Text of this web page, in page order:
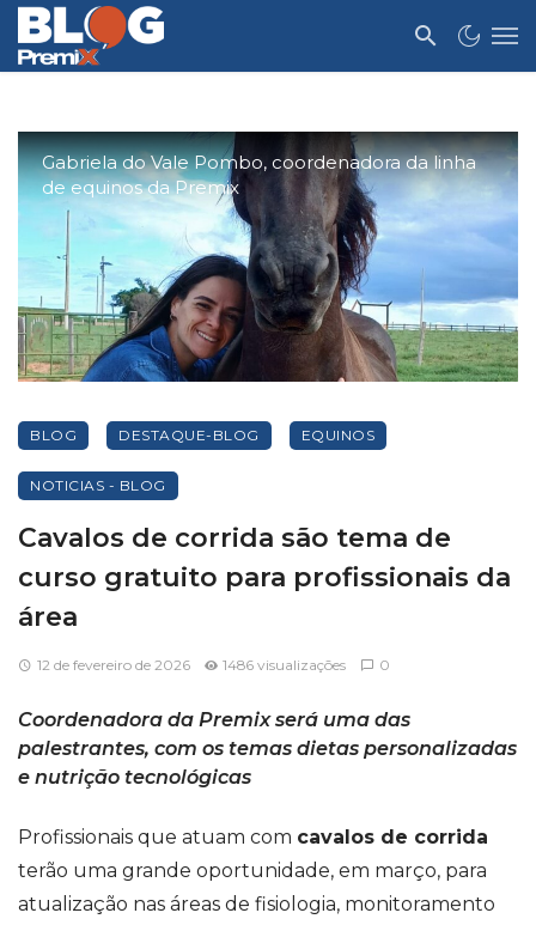
Gabriela do Vale Pombo, coordenadora da linha
de equinos da Premix
BLOG DESTAQUE-BLOG EQUINOS
NOTICIAS - BLOG
Cavalos de corrida são tema de
curso gratuito para profissionais da
área
12 de fevereiro de 2026 1486 visualizações 0
Coordenadora da Premix será uma das
palestrantes, com os temas dietas personalizadas
e nutrição tecnológicas
Profissionais que atuam com cavalos de corrida
terão uma grande oportunidade, em março, para
atualização nas áreas de fisiologia, monitoramento